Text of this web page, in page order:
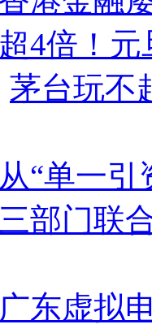
4倍！
茅台玩不
从“单一引
三部门联
广东虚拟